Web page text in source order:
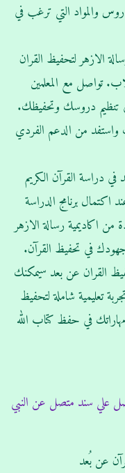
والمواد التي ترغب في
الازهر لتحفيظ القران
تواصل مع المعلمين
في تنظيم دروسك وتحفيظك.
من الدعم الفردي
في دراسة القرآن الكريم
اكتمال برنامج الدراسة
اكاديمية رسالة الازهر
في تحفيظ القرآن.
القران عن بعد سيمكنك
تعليمية شاملة لتحفيظ
في حفظ كتاب الله
علي سند متصل عن النبي
عن بُعد